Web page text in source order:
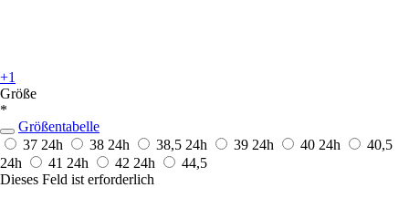
+1
Größe
*
Größentabelle
37 24h 38 24h 38,5 24h 39 24h 40 24h
40,5
24h
41 24h 42 24h
44,5
Dieses Feld ist erforderlich